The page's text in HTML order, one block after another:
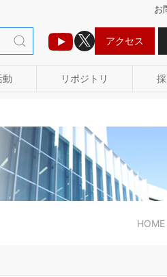
お
アクセス
動 リポジトリ
HOME